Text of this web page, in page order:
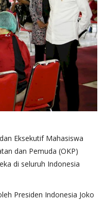
Eksekutif Mahasiswa
dan Pemuda (OKP)
di seluruh Indonesia
Presiden Indonesia Joko